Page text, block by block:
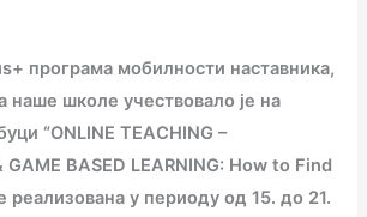
програма мобилности наставника,
наше школе учествовало је на
“ONLINE TEACHING –
GAME BASED LEARNING: How to Find
реализована у периоду од 15. до 21.